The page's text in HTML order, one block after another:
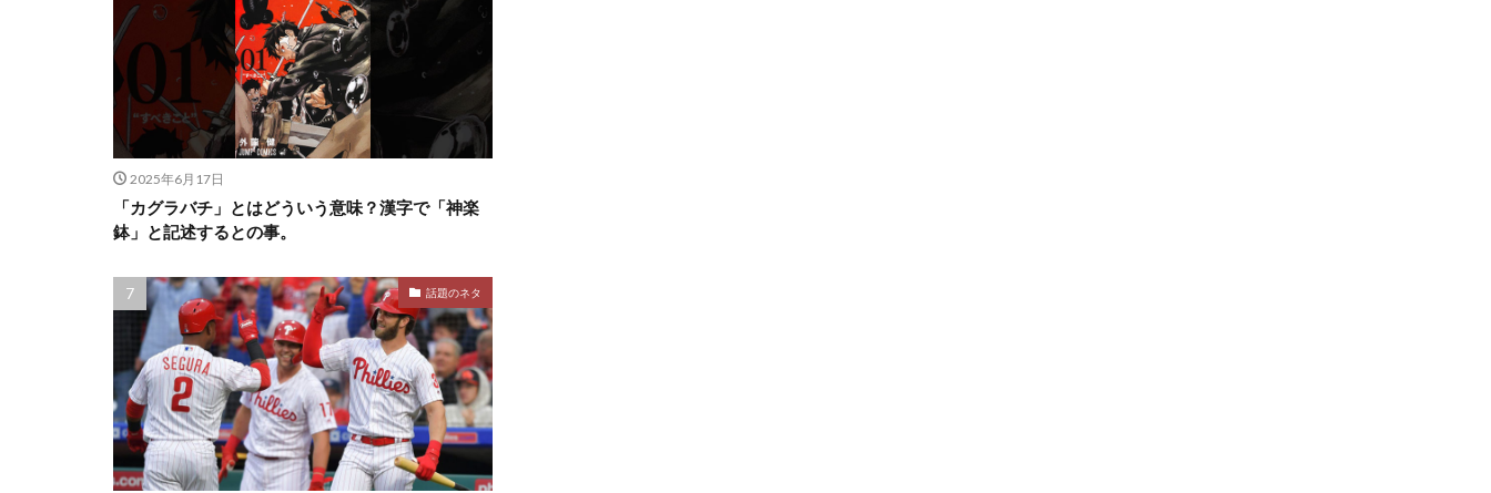
2025年6月17日
「カグラバチ」とはどういう意味？漢字で「神楽
鉢」と記述するとの事。
話題のネタ